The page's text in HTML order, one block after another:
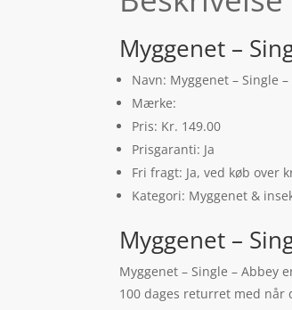
Myggenet –
Navn: Myggenet – Single
Mærke:
Pris: Kr. 149.00
Prisgaranti: Ja
Fri fragt: Ja, ved køb over
Kategori: Myggenet &
Myggenet –
Myggenet – Single – Abbey
100 dages returret med når